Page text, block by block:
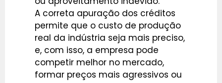
A correta apuração dos créditos
permite que o custo de produção
real da indústria seja mais preciso,
e, com isso, a empresa pode
competir melhor no mercado,
formar preços mais agressivos ou